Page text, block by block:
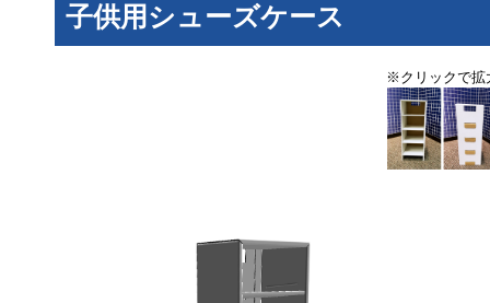
子供用シューズケース
※クリックで拡